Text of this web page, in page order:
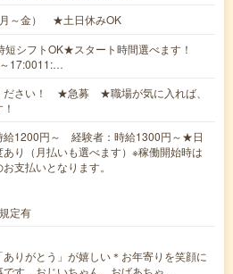
～金） ★土日休みOK
シフトOK★スタート時間選べます！
17:0011:…
ださい！ ★急募 ★職場が気に入れば、
給1200円～ 経験者：時給1300円～★日
り（月払いも選べます）※稼働開始時は
支払いとなります。
定有
ありがとう」が嬉しい＊お年寄りを笑顔に